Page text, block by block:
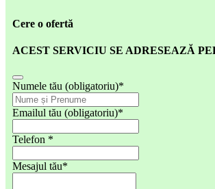
Cere o ofertă
ACEST SERVICIU SE ADRESEAZĂ
Numele tău (obligatoriu)*
Emailul tău (obligatoriu)*
Telefon *
Mesajul tău*